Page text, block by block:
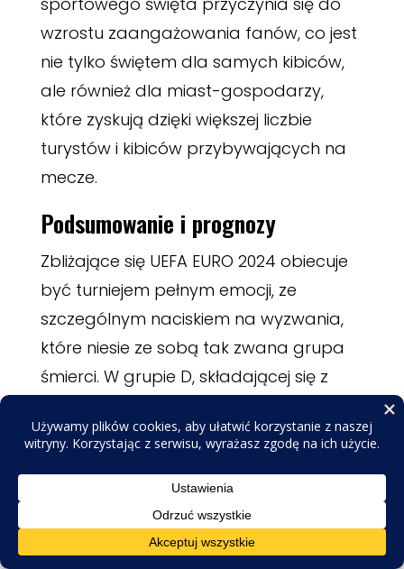
wzrostu zaangażowania fanów, co jest
nie tylko świętem dla samych kibiców,
ale również dla miast-gospodarzy,
które zyskują dzięki większej liczbie
turystów i kibiców przybywających na
mecze.
Podsumowanie i prognozy
Zbliżające się UEFA EURO 2024 obiecuje
być turniejem pełnym emocji, ze
szczególnym naciskiem na wyzwania,
które niesie ze sobą tak zwana grupa
śmierci. W grupie D, składającej się z
Austria, i Polska, możemy spodziewać
Analiza potencjalnych wyników oraz
formy zespołów wskazuje, że każdy z
tych zespołów ma realne szanse na